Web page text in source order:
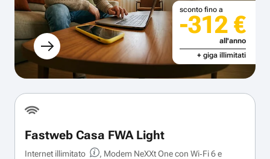
sconto fino a
-312 €
all'anno
+ giga illimitati
Fastweb Casa FWA Light
Internet illimitato
, Modem NeXXt One con Wi‑Fi 6 e